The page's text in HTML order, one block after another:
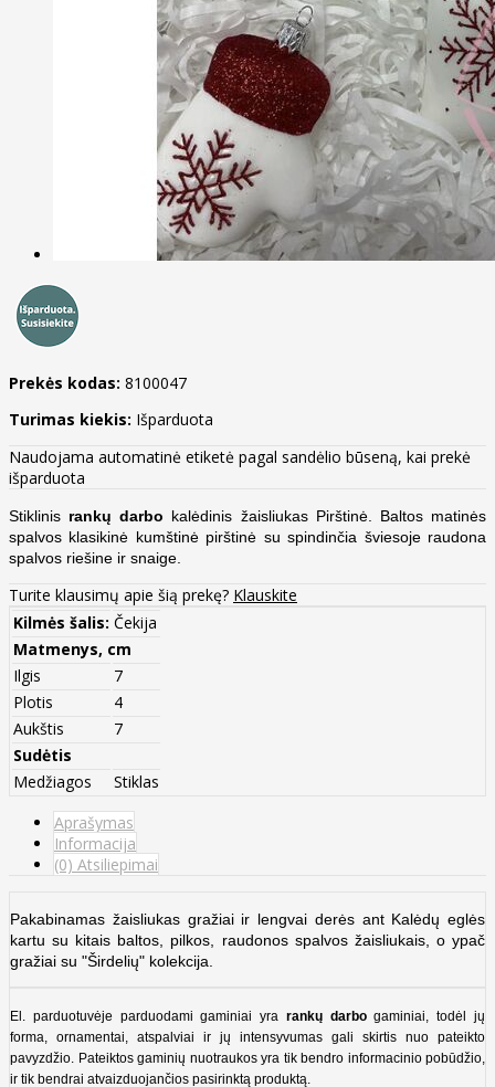
Prekės kodas: 8100047
Turimas kiekis: Išparduota
Naudojama automatinė etiketė pagal sandėlio būseną, kai prekė
išparduota
Stiklinis rankų darbo kalėdinis žaisliukas Pirštinė. Baltos matinės
spalvos klasikinė kumštinė pirštinė su spindinčia šviesoje raudona
spalvos riešine ir snaige.
Turite klausimų apie šią prekę? Klauskite
Kilmės šalis: Čekija
Matmenys, cm
Ilgis
7
Plotis
4
Aukštis
7
Sudėtis
Medžiagos
Stiklas
Aprašymas
Informacija
(0) Atsiliepimai
Pakabinamas žaisliukas gražiai ir lengvai derės ant Kalėdų eglės
kartu su kitais baltos, pilkos, raudonos spalvos žaisliukais, o ypač
gražiai su "Širdelių" kolekcija.
El. parduotuvėje parduodami gaminiai yra rankų darbogaminiai, todėl jų
forma, ornamentai, atspalviai ir jų intensyvumas gali skirtis nuo pateikto
pavyzdžio. Pateiktos gaminių nuotraukos yra tik bendro informacinio pobūdžio,
ir tik bendrai atvaizduojančios pasirinktą produktą.